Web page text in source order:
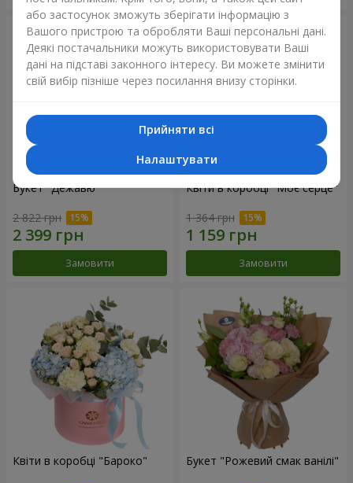
Букет "Дежавю"
2 822 грн
Замовити
Квіти в коробці "Моє серце"
1 364 грн
Замовити
Квіти в коробці "Бароко" Букет "Рожевий смак ванілі"
або застосунок зможуть зберігати інформацію з
Вашого пристрою та обробляти Ваші персональні дані.
Деякі постачальники можуть використовувати Ваші
дані на підставі законного інтересу. Ви можете змінити
свій вибір пізніше через посилання внизу сторінки.
Прийняти всі
Налаштувати